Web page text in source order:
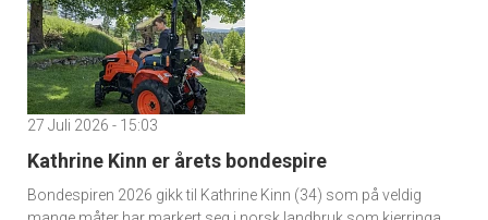
27 Juli 2026 - 15:03
Kathrine Kinn er årets bondespire
Bondespiren 2026 gikk til Kathrine Kinn (34) som på veldig